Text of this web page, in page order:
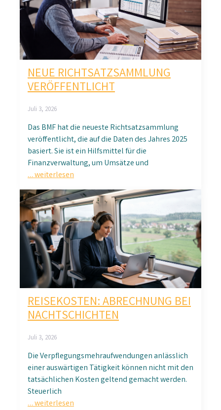
NEUE RICHTSATZSAMMLUNG
VERÖFFENTLICHT
Juli 3, 2026
Das BMF hat die neueste Richtsatzsammlung
veröffentlicht, die auf die Daten des Jahres 2025
basiert. Sie ist ein Hilfsmittel für die
Finanzverwaltung, um Umsätze und
… weiterlesen
REISEKOSTEN: ABRECHNUNG BEI
NACHTSCHICHTEN
Juli 3, 2026
Die Verpflegungsmehraufwendungen anlässlich
einer auswärtigen Tätigkeit können nicht mit den
tatsächlichen Kosten geltend gemacht werden.
Steuerlich
… weiterlesen